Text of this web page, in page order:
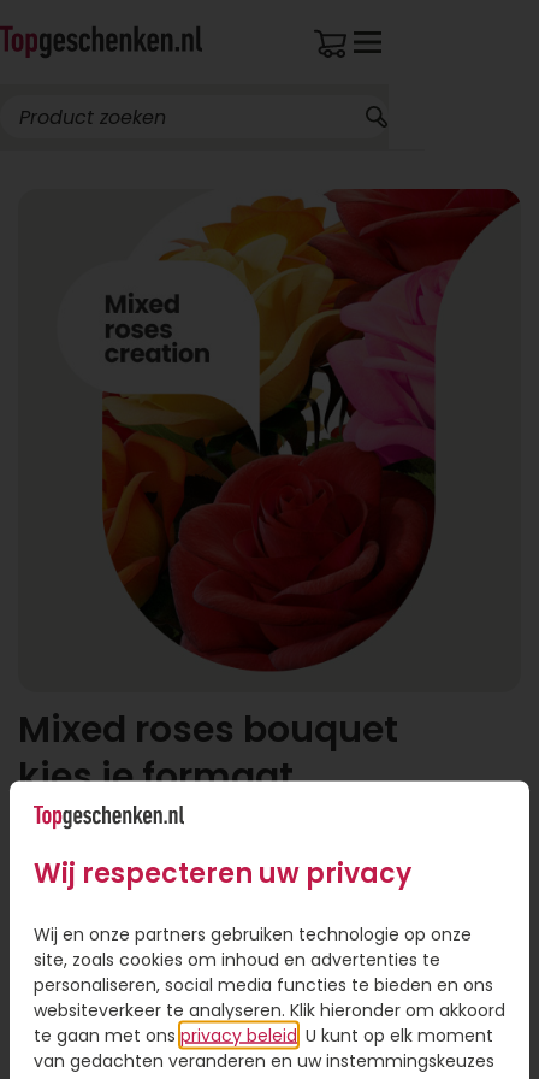
Mixed roses bouquet
kies je formaat
Klein
79,95
Middel
99,95
Groot
119,95
Wij respecteren uw privacy
Wij en onze partners gebruiken technologie op onze
site, zoals cookies om inhoud en advertenties te
personaliseren, social media functies te bieden en ons
websiteverkeer te analyseren. Klik hieronder om akkoord
te gaan met ons privacy beleid . U kunt op elk moment
van gedachten veranderen en uw instemmingskeuzes